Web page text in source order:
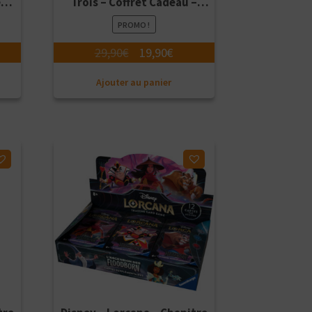
Version Française
PROMO !
29,90€
Le
initial
19,90€Le
Ajouter au panier
Ajouter à ma liste d'envies